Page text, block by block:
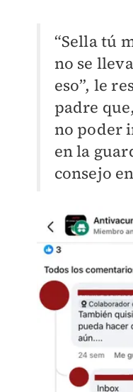
“Sella tú
no se
eso”, le
padre
no poder
en la
consejo